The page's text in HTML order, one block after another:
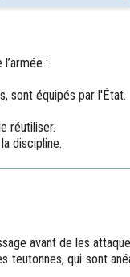
:
sont équipés par l'État.
réutiliser.
discipline.
avant de les
teutonnes, qui sont